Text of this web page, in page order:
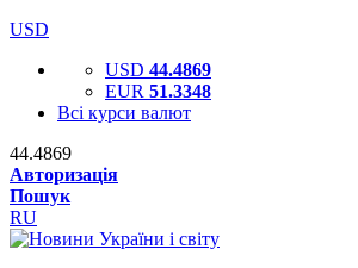
USD
USD 44.4869
EUR 51.3348
Всі курси валют
44.4869
Авторизація
Пошук
RU